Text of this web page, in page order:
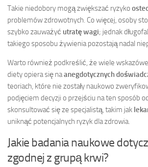
Takie niedobory mogą zwiększać ryzyko
problemów zdrowotnych. Co więcej, osoby
szybko zauważyć utratę wagi; jednak
takiego sposobu żywienia pozostają nadal
Warto również podkreślić, że wiele
diety opiera się naanegdotycznych
teoriach, które nie zostały naukowo
podjęciem decyzji o przejściu na ten sposób
skonsultować się ze specjalistą, takim jak
uniknąć potencjalnych ryzyk dla zdrowia.
Jakie badania naukowe
zgodnej z grupą krwi?